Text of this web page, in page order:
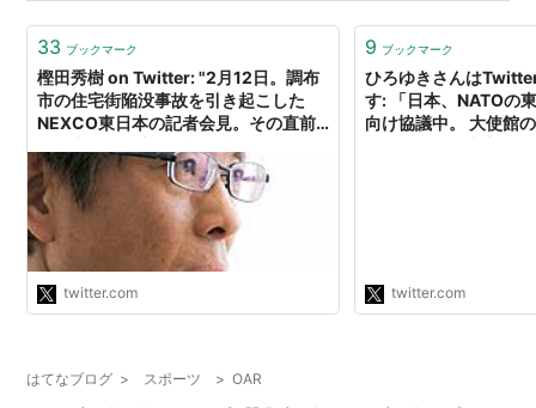
33 ブックマーク
樫田秀樹 on Twitter: "2月12日。調布
市の住宅街陥没事故を引き起こした
NEXCO東日本の記者会見。その直前
「有識者委員会」（NEXCO内部の組
織）から膨大な資料が配布される。そ
れを基にNEXCOは早口で専門用語を
交え説明… https://t.co/3oAr70PTv6"
twitter.com
9 ブックマーク
ひろゆきさんは
す: 「日本、NATOの
向け協議中。 大使館
https://t.co/
する国があるとして
twitter.com
はてなブログ > スポーツ > OAR